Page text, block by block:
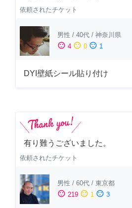
依頼されたチケット
男性 / 40代 / 神奈川県
sentiment_satisfied 4 sentiment_neutral 0 sentiment_dissatisfied 1
DYI壁紙シール貼り付け
有り難うございました。
依頼されたチケット
男性 / 60代 / 東京都
sentiment_satisfied 219 sentiment_neutral 1 sentiment_dissatisfied 3